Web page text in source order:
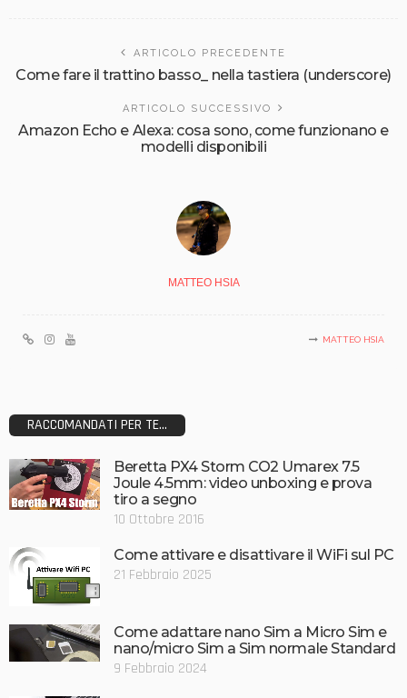
ARTICOLO PRECEDENTE
Come fare il trattino basso_ nella tastiera (underscore)
ARTICOLO SUCCESSIVO
Amazon Echo e Alexa: cosa sono, come funzionano e
modelli disponibili
MATTEO HSIA
MATTEO HSIA
RACCOMANDATI PER TE...
Beretta PX4 Storm CO2 Umarex 7.5
Joule 4.5mm: video unboxing e prova
tiro a segno
10 Ottobre 2016
Come attivare e disattivare il WiFi sul PC
21 Febbraio 2025
Come adattare nano Sim a Micro Sim e
nano/micro Sim a Sim normale Standard
9 Febbraio 2024